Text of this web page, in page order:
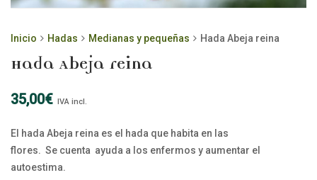
Inicio Hadas Medianas y pequeñas Hada Abeja reina
Hada Abeja reina
35,00€ IVA incl.
El hada Abeja reina es el hada que habita en las
flores. Se cuenta ayuda a los enfermos y aumentar el
autoestima.